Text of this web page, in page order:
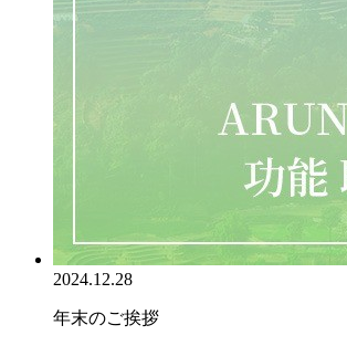
2024.12.28
年末のご挨拶